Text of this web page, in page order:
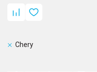
Chery